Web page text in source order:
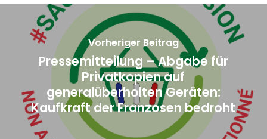
Vorheriger Beitrag
Pressemitteilung – Abgabe für
Privatkopien auf
generalüberholten Geräten:
Kaufkraft der Franzosen bedroht